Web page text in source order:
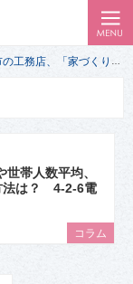
ている「くらし」に役立つうんちくコラム!!
仙・仙北・美郷・横手・湯
田･大仙市のエイハウス
コラム
帯人数平均、
法は？ 4-2-6電
ている「くらし」に役立つうんちくコラム!!